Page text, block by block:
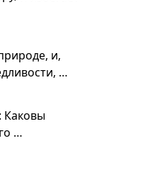
и,
…
Каковы
…